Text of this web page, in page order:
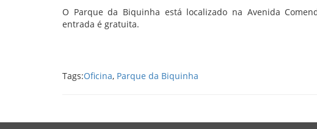
O Parque da Biquinha está localizado na Avenida
entrada é gratuita.
Tags:Oficina, Parque da Biquinha